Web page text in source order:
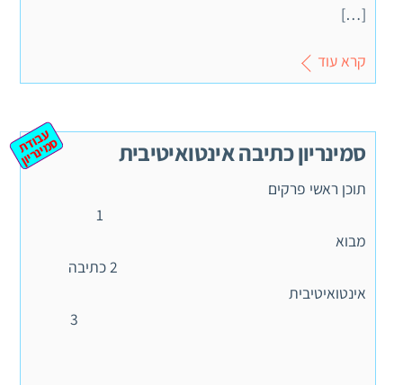
[…]
קרא עוד
סמינריון כתיבה אינטואיטיבית ע
ב
וד
ת
ס
מ
ינ
ר
יון
תוכן ראשי פרקים
1
מבוא
2 כתיבה
אינטואיטיבית
3